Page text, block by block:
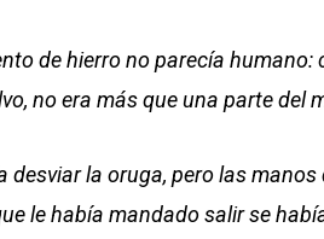
de hierro no parecía
no era más que una parte del
desviar la oruga, pero las
le había mandado salir se